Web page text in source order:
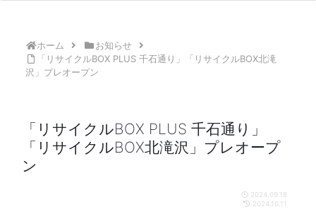
ホーム
お知らせ
「リサイクルBOX PLUS 千石通り」「リサイクルBOX北滝
沢」プレオープン
「リサイクルBOX PLUS 千石通り」
「リサイクルBOX北滝沢」プレオープ
ン
2024.09.18
2024.10.11